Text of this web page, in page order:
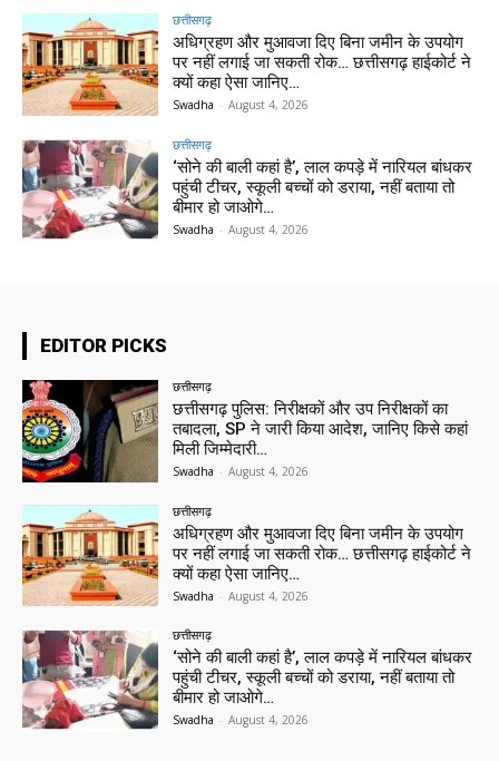
छत्तीसगढ़
अधिग्रहण और मुआवजा दिए बिना जमीन के उपयोग
पर नहीं लगाई जा सकती रोक… छत्तीसगढ़ हाईकोर्ट ने
क्यों कहा ऐसा जानिए…
Swadha - August 4, 2026
छत्तीसगढ़
‘सोने की बाली कहां है’, लाल कपड़े में नारियल बांधकर
पहुंची टीचर, स्कूली बच्चों को डराया, नहीं बताया तो
बीमार हो जाओगे…
Swadha - August 4, 2026
EDITOR PICKS
छत्तीसगढ़
छत्तीसगढ़ पुलिस: निरीक्षकों और उप निरीक्षकों का
तबादला, SP ने जारी किया आदेश, जानिए किसे कहां
मिली जिम्मेदारी…
Swadha - August 4, 2026
छत्तीसगढ़
अधिग्रहण और मुआवजा दिए बिना जमीन के उपयोग
पर नहीं लगाई जा सकती रोक… छत्तीसगढ़ हाईकोर्ट ने
क्यों कहा ऐसा जानिए…
Swadha - August 4, 2026
छत्तीसगढ़
‘सोने की बाली कहां है’, लाल कपड़े में नारियल बांधकर
पहुंची टीचर, स्कूली बच्चों को डराया, नहीं बताया तो
बीमार हो जाओगे…
Swadha - August 4, 2026